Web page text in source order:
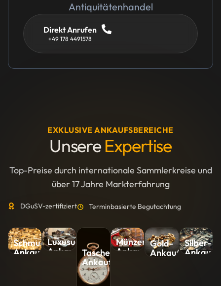
Antiquitätenhandel
Direkt Anrufen
+49 178 4491578
EXKLUSIVE ANKAUFSBEREICHE
UnsereExpertise
Top-Preise durch internationale Sammlerkreise und
über 17 Jahre Markterfahrung
DGuSV-zertifiziert Terminbasierte Begutachtung
Schmuck-
Ankauf
Luxusuhren-
Ankauf
Taschenuhren-
Ankauf
Münzen-
Ankauf
Gold-
Ankauf
Silber-
Ankauf